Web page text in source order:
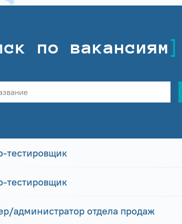
по вакансиям
тестировщик
тестировщик
администратор отдела продаж